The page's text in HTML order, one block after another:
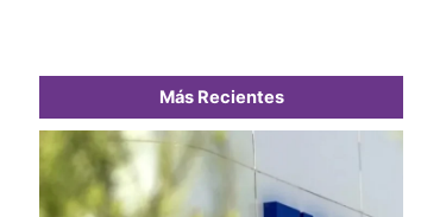
Más Recientes